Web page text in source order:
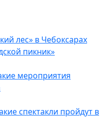
лес» в Чебоксарах
пикник»
мероприятия
спектакли пройдут в